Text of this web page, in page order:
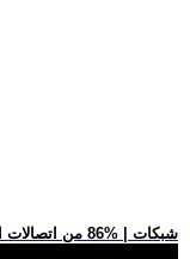
.. شبكات | %86 من اتصالات الإسعاف في مصر معاكسات وعبث.. ما الدا